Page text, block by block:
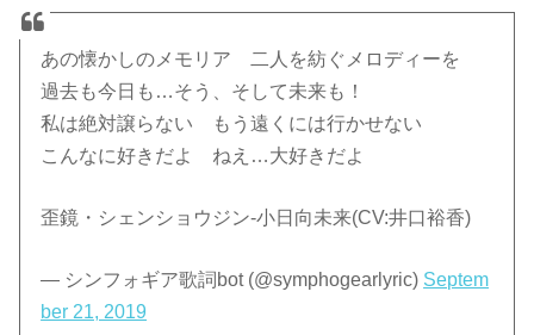
あの懐かしのメモリア 二人を紡ぐメロディーを
過去も今日も…そう、そして未来も！
私は絶対譲らない もう遠くには行かせない
こんなに好きだよ ねえ…大好きだよ
歪鏡・シェンショウジン-小日向未来(CV:井口裕香)
— シンフォギア歌詞bot (@symphogearlyric) Septem
ber 21, 2019